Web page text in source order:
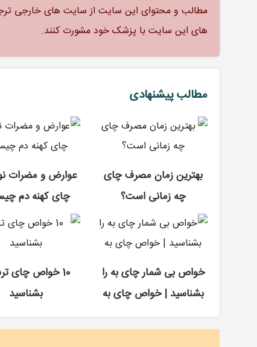
مطالب و محتوای این سایت از سایت های خارجی
های این سایت با پزشک خود مشورت کنند.
مطالب پیشنهادی
بهترین زمان مصرف چای
چه زمانی است؟
عوارض و مضرات
چای کهنه دم
خواص بی شمار چای به را
بشناسید | خواص چای به
10 خواص چای
بشناسید